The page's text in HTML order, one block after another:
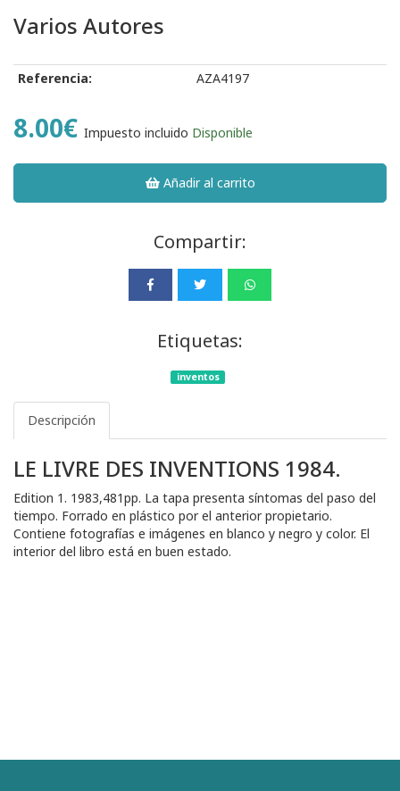
Varios Autores
Referencia: AZA4197
8.00€ Impuesto incluido Disponible
Añadir al carrito
Compartir:
Etiquetas:
inventos
Descripción
LE LIVRE DES INVENTIONS 1984.
Edition 1. 1983,481pp. La tapa presenta síntomas del paso del
tiempo. Forrado en plástico por el anterior propietario.
Contiene fotografías e imágenes en blanco y negro y color. El
interior del libro está en buen estado.